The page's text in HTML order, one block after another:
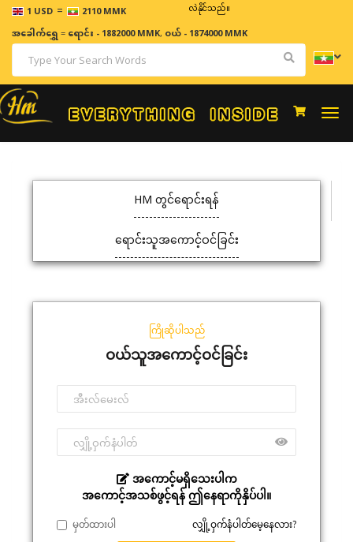
1 USD = 2110 MMK
ဈေးနှုန်းများသည် အချိန်နှင့် အမျှပြောင်းလဲနိုင်သည်။
အခေါက်ရွှေ=ရောင်း - 1882000 MMK, ဝယ် - 1874000 MMK
HM တွင်ရောင်းရန်
ရောင်းသူအကောင့်ဝင်ခြင်း
ကြိုဆိုပါသည်
ဝယ်သူအကောင့်ဝင်ခြင်း
အကောင့်မရှိသေးပါက
အကောင့်အသစ်ဖွင့်ရန် ဤနေရာကိုနှိပ်ပါ။
မှတ်ထားပါ လျှို့ဝှက်နံပါတ်မေ့နေလား?